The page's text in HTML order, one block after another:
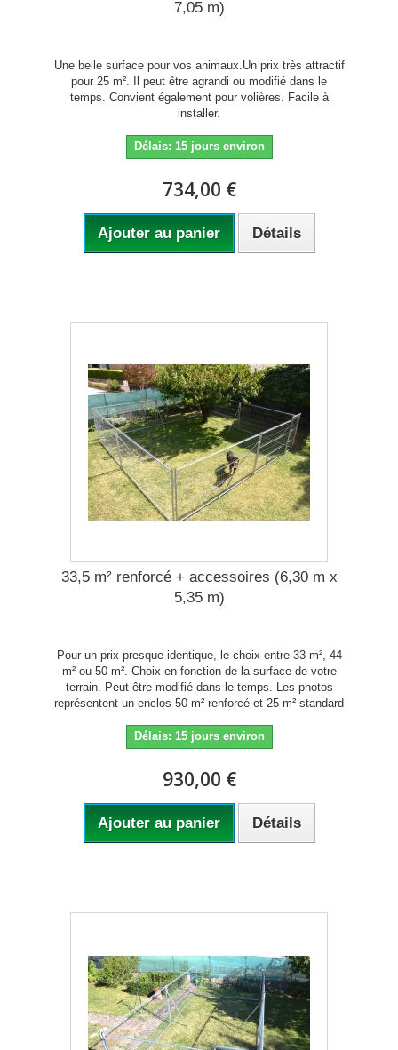
7,05 m)
Une belle surface pour vos animaux.Un prix très attractif
pour 25 m². Il peut être agrandi ou modifié dans le
temps. Convient également pour volières. Facile à
installer.
Délais: 15 jours environ
734,00 €
Ajouter au panier Détails
33,5 m² renforcé + accessoires (6,30 m x
5,35 m)
Pour un prix presque identique, le choix entre 33 m², 44
m² ou 50 m². Choix en fonction de la surface de votre
terrain. Peut être modifié dans le temps. Les photos
représentent un enclos 50 m² renforcé et 25 m² standard
Délais: 15 jours environ
930,00 €
Ajouter au panier Détails